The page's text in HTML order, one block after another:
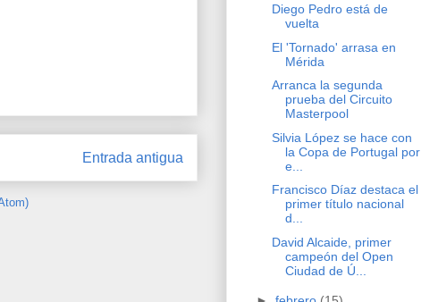
Entrada antigua
Diego Pedro está de
vuelta
El 'Tornado' arrasa en
Mérida
Arranca la segunda
prueba del Circuito
Masterpool
Silvia López se hace con
la Copa de Portugal por
e...
Francisco Díaz destaca el
primer título nacional
d...
David Alcaide, primer
campeón del Open
Ciudad de Ú...